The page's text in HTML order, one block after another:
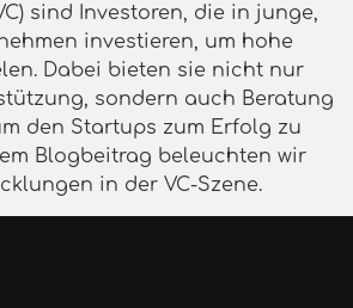
sind Investoren, die in junge,
investieren, um hohe
Dabei bieten sie nicht nur
sondern auch Beratung
den Startups zum Erfolg zu
Blogbeitrag beleuchten wir
in der VC-Szene.